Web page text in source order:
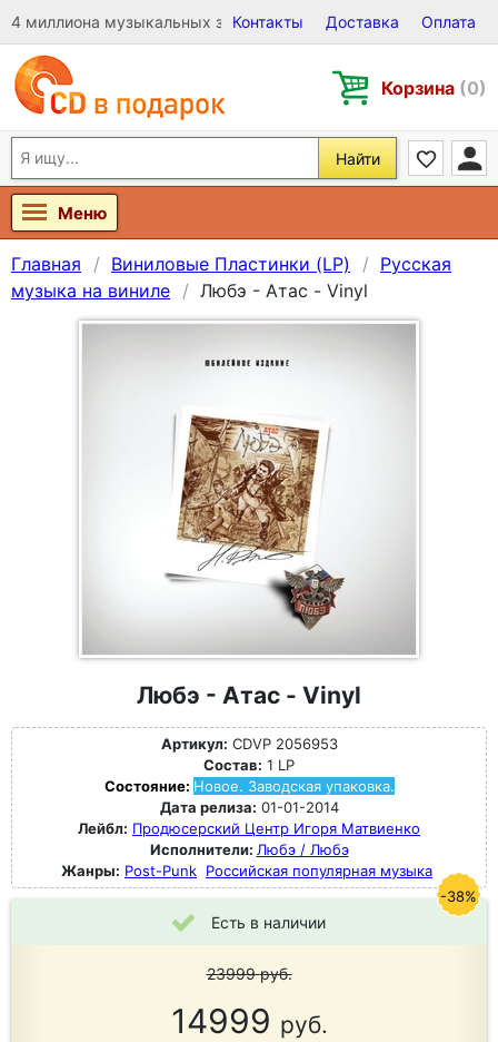
4 миллиона музыкальных записей на Виниле, CD и DVD
Контакты Доставка Оплата
Корзина (0)
Найти
Меню
Главная Виниловые Пластинки (LP)
Русская
музыка на виниле
Любэ - Атас - Vinyl
Любэ - Атас - Vinyl
Артикул: CDVP 2056953
Состав: 1 LP
Состояние: Новое. Заводская упаковка.
Дата релиза: 01-01-2014
Лейбл: Продюсерский Центр Игоря Матвиенко
Исполнители: Любэ / Любэ
Жанры: Post-Punk Российская популярная музыка
Есть в наличии
23999руб.
14999 руб.
-38%